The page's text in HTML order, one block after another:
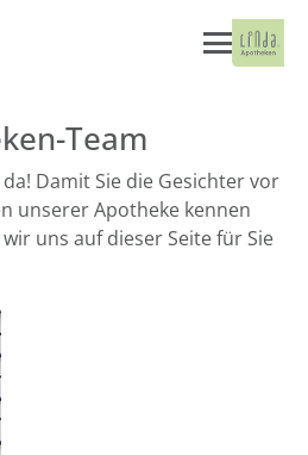
Team
Damit Sie die Gesichter vor
unserer Apotheke kennen
uns auf dieser Seite für Sie